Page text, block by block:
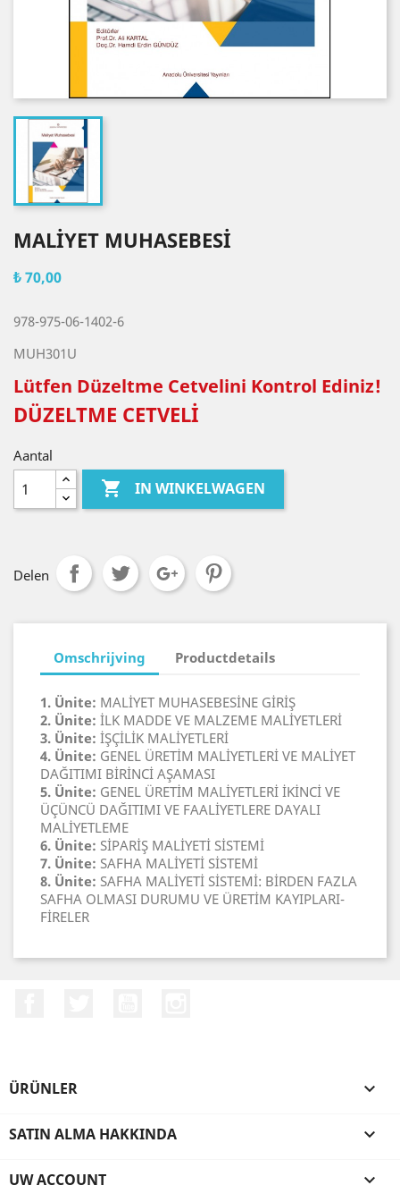
MALİYET MUHASEBESİ
₺ 70,00
978-975-06-1402-6
MUH301U
Lütfen Düzeltme Cetvelini Kontrol Ediniz!
DÜZELTME CETVELİ
Aantal
 IN WINKELWAGEN
Delen
Omschrijving Productdetails
1. Ünite: MALİYET MUHASEBESİNE GİRİŞ
2. Ünite: İLK MADDE VE MALZEME MALİYETLERİ
3. Ünite: İŞÇİLİK MALİYETLERİ
4. Ünite: GENEL ÜRETİM MALİYETLERİ VE MALİYET
DAĞITIMI BİRİNCİ AŞAMASI
5. Ünite: GENEL ÜRETİM MALİYETLERİ İKİNCİ VE
ÜÇÜNCÜ DAĞITIMI VE FAALİYETLERE DAYALI
MALİYETLEME
6. Ünite: SİPARİŞ MALİYETİ SİSTEMİ
7. Ünite: SAFHA MALİYETİ SİSTEMİ
8. Ünite: SAFHA MALİYETİ SİSTEMİ: BİRDEN FAZLA
SAFHA OLMASI DURUMU VE ÜRETİM KAYIPLARI-
FİRELER
ÜRÜNLER 
SATIN ALMA HAKKINDA 
UW ACCOUNT 